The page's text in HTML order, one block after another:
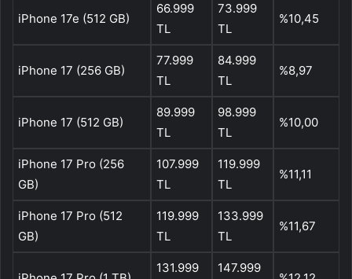
iPhone 17e (512 GB)
66.999
TL
73.999
TL
%10,45
iPhone 17 (256 GB)
77.999
TL
84.999
TL
%8,97
iPhone 17 (512 GB)
89.999
TL
98.999
TL
%10,00
iPhone 17 Pro (256
GB)
107.999
TL
119.999
TL
%11,11
iPhone 17 Pro (512
GB)
119.999
TL
133.999
TL
%11,67
131.999 147.999